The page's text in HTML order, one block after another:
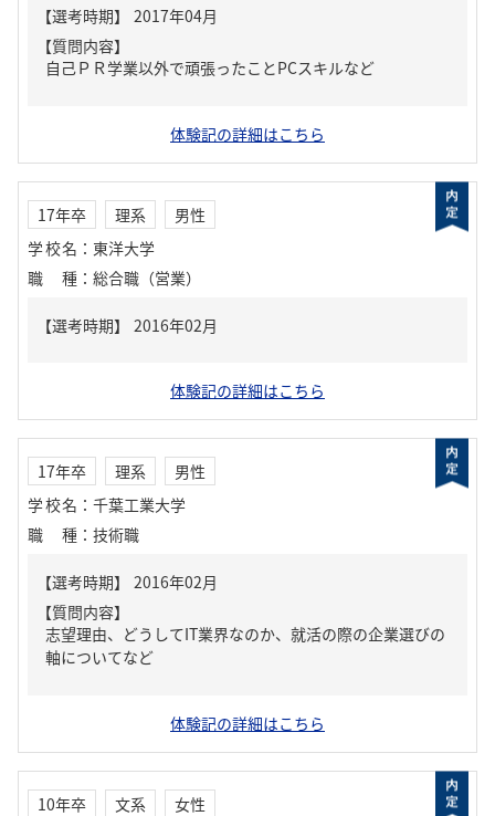
【質問内容】
自己ＰＲ学業以外で頑張ったことPCスキルなど
体験記の詳細はこちら
17年卒 理系
男性
学校名 ： 東洋大学
職種 ： 総合職（営業）
体験記の詳細はこちら
17年卒 理系
男性
学校名 ： 千葉工業大学
職種 ： 技術職
【質問内容】
志望理由、どうしてIT業界なのか、就活の際の企業選びの
軸についてなど
体験記の詳細はこちら
10年卒 文系
女性